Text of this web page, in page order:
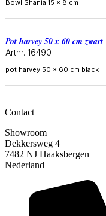
Bowl Shania 15 x 8 cm
Pot harvey 50 x 60 cm zwart
Artnr. 16490
pot harvey 50 x 60 cm black
Meer informatie
Contact
Showroom
Dekkersweg 4
7482 NJ Haaksbergen
Nederland